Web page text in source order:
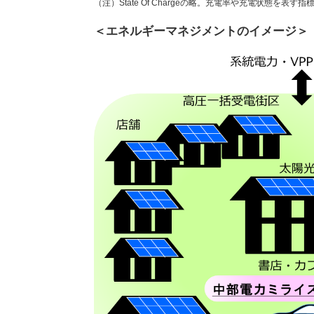
（注）State Of Chargeの略。充電率や充電状態を表す指
＜エネルギーマネジメントのイメージ＞